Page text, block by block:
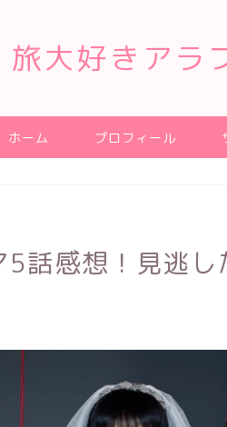
旅大好きア
ホーム プロフィール
5話感想！見逃